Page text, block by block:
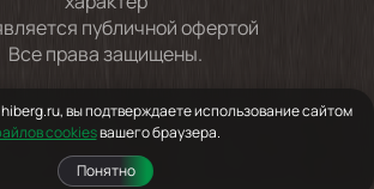
публичной офертой
Все права защищены.
вы подтверждаете использование сайтом
cookiesвашего браузера.
Понятно